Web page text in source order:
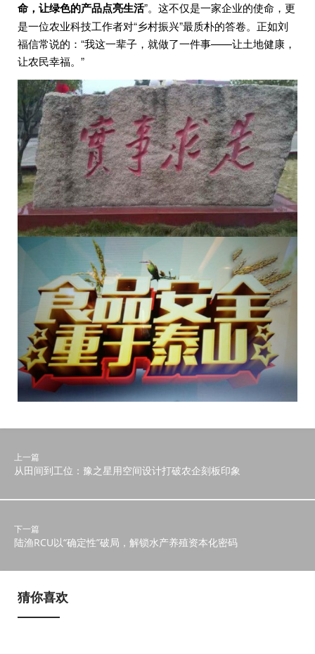
命，让绿色的产品点亮生活”。这不仅是一家企业的使命，更
是一位农业科技工作者对“乡村振兴”最质朴的答卷。正如刘
福信常说的：“我这一辈子，就做了一件事——让土地健康，
让农民幸福。”
上一篇
从田间到工位：豫之星用空间设计打破农企刻板印象
下一篇
陆渔RCU以“确定性”破局，解锁水产养殖资本化密码
猜你喜欢